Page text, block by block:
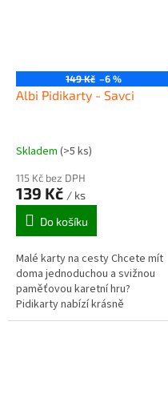
149 Kč –6 %
Albi Pidikarty - Savci
Skladem (>5 ks)
115 Kč bez DPH
139 Kč / ks
Do košíku
Malé karty na cesty Chcete mít
doma jednoduchou a svižnou
paměťovou karetní hru?
Pidikarty nabízí krásně
ilustrované karty, na kterých se